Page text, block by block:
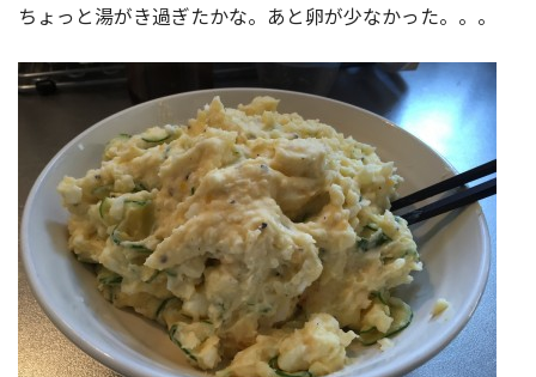
ちょっと湯がき過ぎたかな。あと卵が少なかった。。。